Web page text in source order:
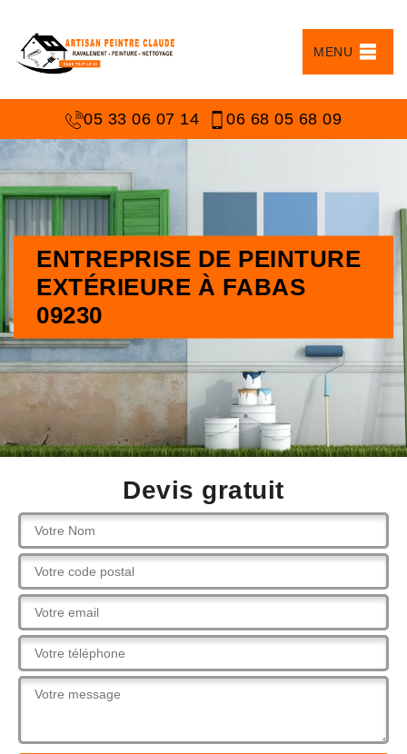
MENU
05 33 06 07 14 06 68 05 68 09
ENTREPRISE DE PEINTURE
EXTÉRIEURE À FABAS
09230
Devis gratuit